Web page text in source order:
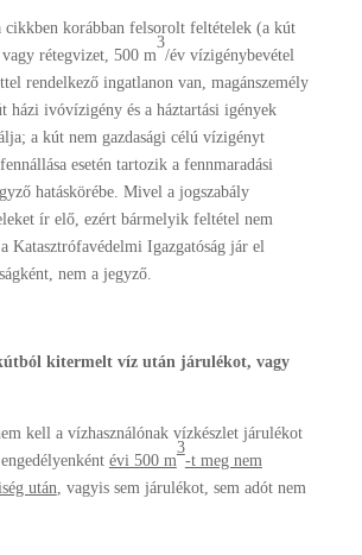
cikkben korábban felsorolt feltételek (a kút
rétegvizet, 500 m
3
/év vízigénybevétel
rendelkező ingatlanon van, magánszemély
házi ivóvízigény és a háztartási igények
a kút nem gazdasági célú vízigényt
esetén tartozik a fennmaradási
hatáskörébe. Mivel a jogszabály
ír elő, ezért bármelyik feltétel nem
a Katasztrófavédelmi Igazgatóság jár el
nem a jegyző.
kitermelt víz után járulékot, vagy
kell a vízhasználónak vízkészlet járulékot
évi 500 m
3
-t meg nem
után, vagyis sem járulékot, sem adót nem